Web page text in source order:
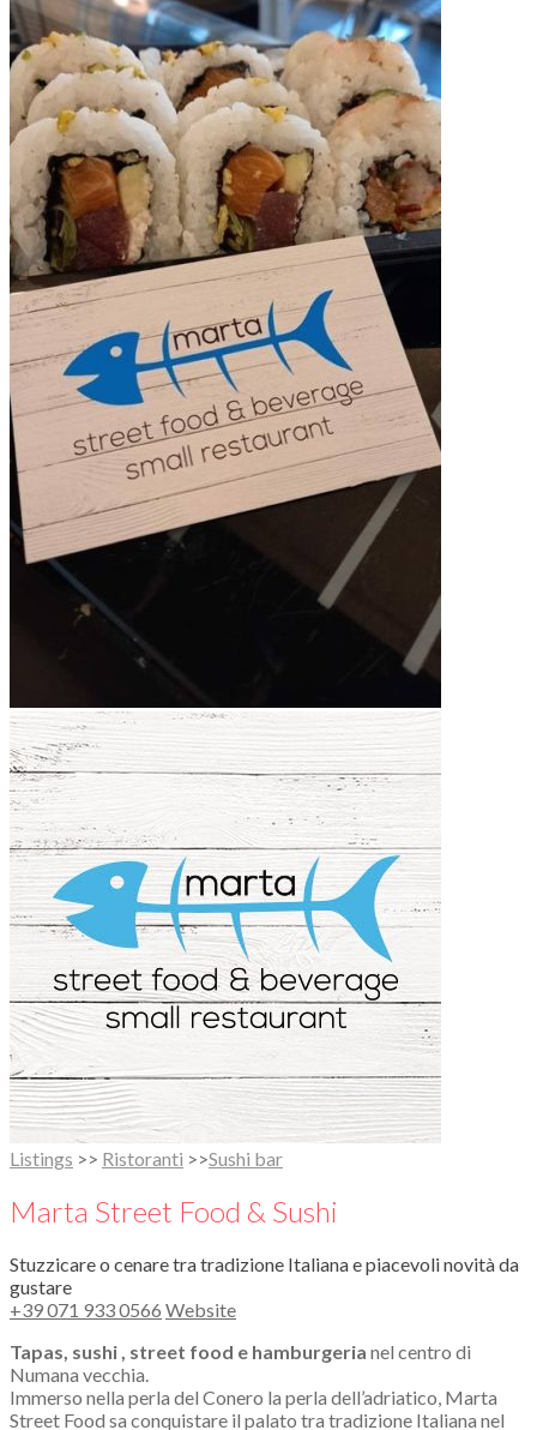
Listings >> Ristoranti >>Sushi bar
Marta Street Food & Sushi
Stuzzicare o cenare tra tradizione Italiana e piacevoli novità da
gustare
+39 071 933 0566 Website
Tapas, sushi , street food e hamburgeria nel centro di
Numana vecchia.
Immerso nella perla del Conero la perla dell’adriatico, Marta
Street Food sa conquistare il palato tra tradizione Italiana nel